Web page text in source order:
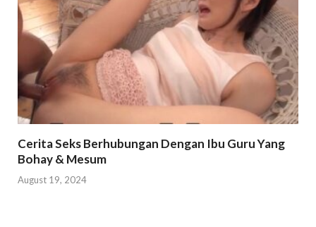
Cerita Seks Berhubungan Dengan Ibu Guru Yang
Bohay & Mesum
August 19, 2024